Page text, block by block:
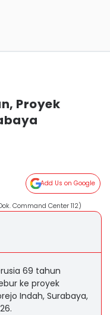
Proyek
Add Us on Google
Command Center 112)
69 tahun
ke proyek
Indah, Surabaya,